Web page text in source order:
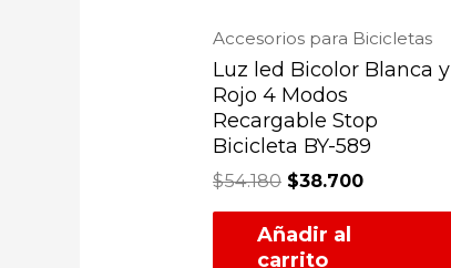
Accesorios para Bicicletas
Luz led Bicolor Blanca y
Rojo 4 Modos
Recargable Stop
Bicicleta BY-589
$54.180 $38.700
Añadir al
carrito